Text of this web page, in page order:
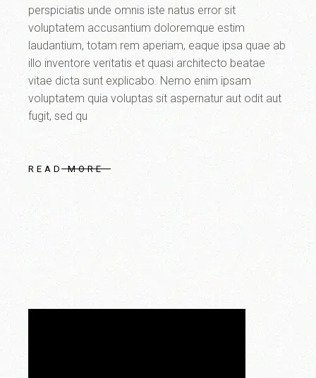
perspiciatis unde omnis iste natus error sit
voluptatem accusantium doloremque estim
laudantium, totam rem aperiam, eaque ipsa quae ab
illo inventore veritatis et quasi architecto beatae
vitae dicta sunt explicabo. Nemo enim ipsam
voluptatem quia voluptas sit aspernatur aut odit aut
fugit, sed qu
READ MORE